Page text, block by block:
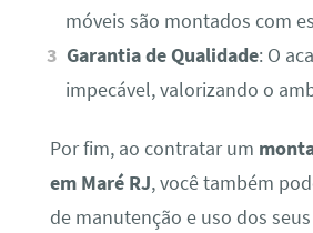
móveis são montados com
Garantia de Qualidade: O
impecável, valorizando o
Por fim, ao contratar um
em Maré RJ, você também
de manutenção e uso dos